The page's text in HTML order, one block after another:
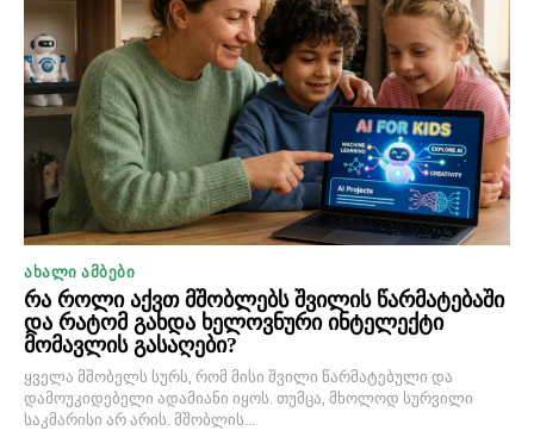
ᲐᲮᲐᲚᲘ ᲐᲛᲑᲔᲑᲘ
რა როლი აქვთ მშობლებს შვილის წარმატებაში
და რატომ გახდა ხელოვნური ინტელექტი
მომავლის გასაღები?
ყველა მშობელს სურს, რომ მისი შვილი წარმატებული და
დამოუკიდებელი ადამიანი იყოს. თუმცა, მხოლოდ სურვილი
საკმარისი არ არის. მშობლის...